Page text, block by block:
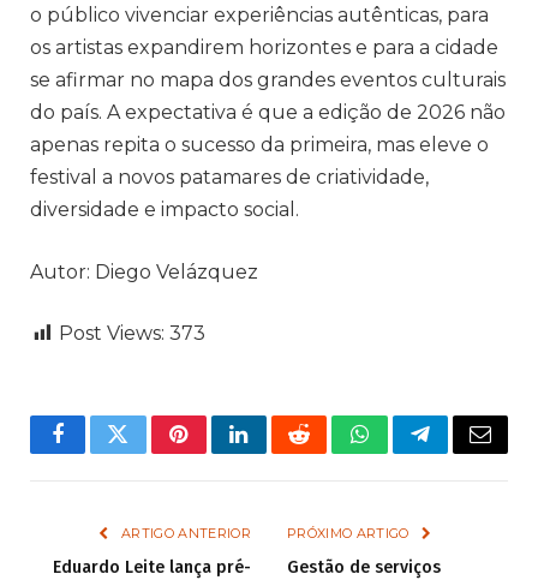
o público vivenciar experiências autênticas, para
os artistas expandirem horizontes e para a cidade
se afirmar no mapa dos grandes eventos culturais
do país. A expectativa é que a edição de 2026 não
apenas repita o sucesso da primeira, mas eleve o
festival a novos patamares de criatividade,
diversidade e impacto social.
Autor: Diego Velázquez
Post Views: 373
FacebookTwitterPinterestLinkedInRedditWhatsAppTelegramEmail
ARTIGO ANTERIOR
Eduardo Leite lança pré-
PRÓXIMO ARTIGO
Gestão de serviços